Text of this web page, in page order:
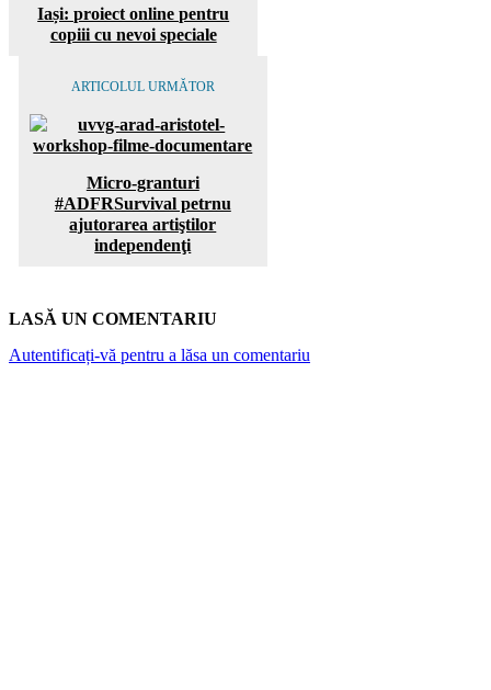
Iași: proiect online pentru
copiii cu nevoi speciale
ARTICOLUL URMĂTOR
Micro-granturi
#ADFRSurvival petrnu
ajutorarea artiştilor
independenţi
LASĂ UN COMENTARIU
Autentificați-vă pentru a lăsa un comentariu